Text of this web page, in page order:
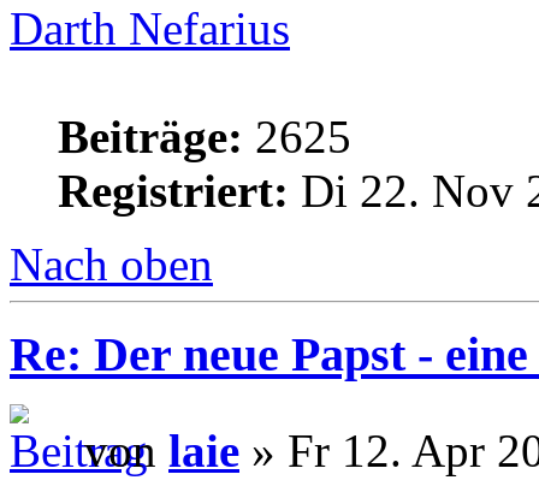
Darth Nefarius
Beiträge: 2625
Registriert: Di 22. Nov
Nach oben
Re: Der neue Papst -
von laie » Fr 12. Apr